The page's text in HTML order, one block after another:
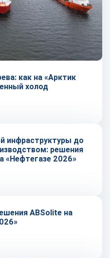
как на «Арктик
холод
инфраструктуры до
решения
«Нефтегазе 2026»
ABSolite на